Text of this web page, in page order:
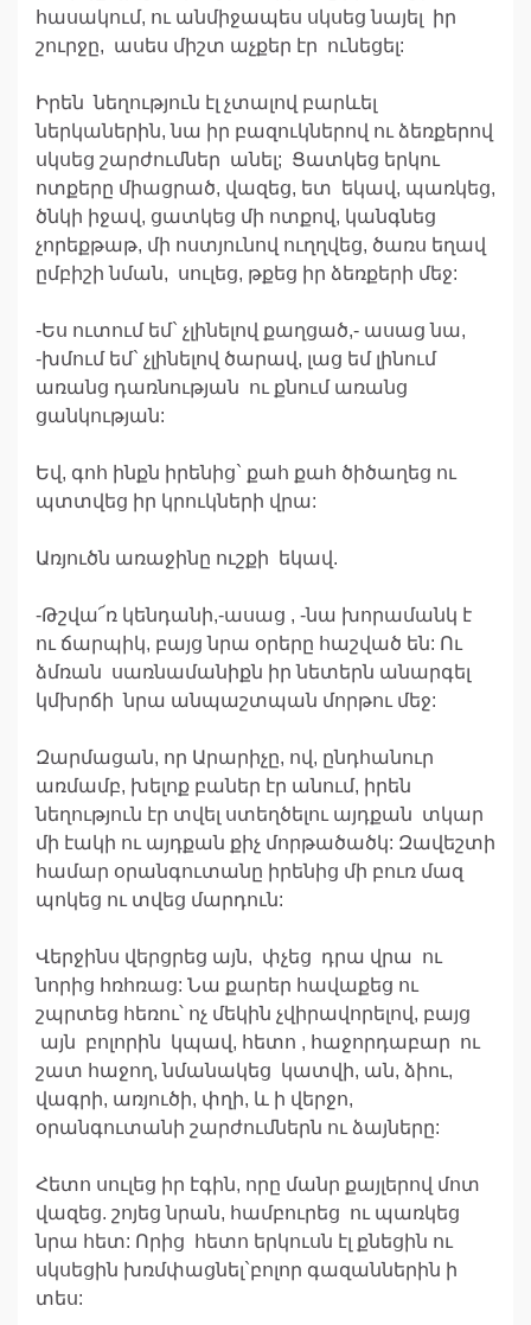
հասակում, ու անմիջապես սկսեց նայել իր
շուրջը, ասես միշտ աչքեր էր ունեցել:
Իրեն նեղություն էլ չտալով բարևել
ներկաներին, նա իր բազուկներով ու ձեռքերով
սկսեց շարժումներ անել; Ցատկեց երկու
ոտքերը միացրած, վազեց, ետ եկավ, պառկեց,
ծնկի իջավ, ցատկեց մի ոտքով, կանգնեց
չորեքթաթ, մի ոստյունով ուղղվեց, ծառս եղավ
ըմբիշի նման, սուլեց, թքեց իր ձեռքերի մեջ:
-Ես ուտում եմ` չլինելով քաղցած,- ասաց նա,
-խմում եմ` չլինելով ծարավ, լաց եմ լինում
առանց դառնության ու քնում առանց
ցանկության:
Եվ, գոհ ինքն իրենից` քահ քահ ծիծաղեց ու
պտտվեց իր կրուկների վրա:
Առյուծն առաջինը ուշքի եկավ.
-Թշվա՜ռ կենդանի,-ասաց , -նա խորամանկ է
ու ճարպիկ, բայց նրա օրերը հաշված են: Ու
ձմռան սառնամանիքն իր նետերն անարգել
կմխրճի նրա անպաշտպան մորթու մեջ:
Զարմացան, որ Արարիչը, ով, ընդհանուր
առմամբ, խելոք բաներ էր անում, իրեն
նեղություն էր տվել ստեղծելու այդքան տկար
մի էակի ու այդքան քիչ մորթածածկ: Զավեշտի
համար օրանգուտանը իրենից մի բուռ մազ
պոկեց ու տվեց մարդուն:
Վերջինս վերցրեց այն, փչեց դրա վրա ու
նորից հռհռաց: Նա քարեր հավաքեց ու
շպրտեց հեռու՝ ոչ մեկին չվիրավորելով, բայց
այն բոլորին կպավ, հետո , հաջորդաբար ու
շատ հաջող, նմանակեց կատվի, ան, ձիու,
վագրի, առյուծի, փղի, և ի վերջո,
օրանգուտանի շարժումներն ու ձայները:
Հետո սուլեց իր էգին, որը մանր քայլերով մոտ
վազեց. շոյեց նրան, համբուրեց ու պառկեց
նրա հետ: Որից հետո երկուսն էլ քնեցին ու
սկսեցին խռմփացնել`բոլոր գազաններին ի
տես: